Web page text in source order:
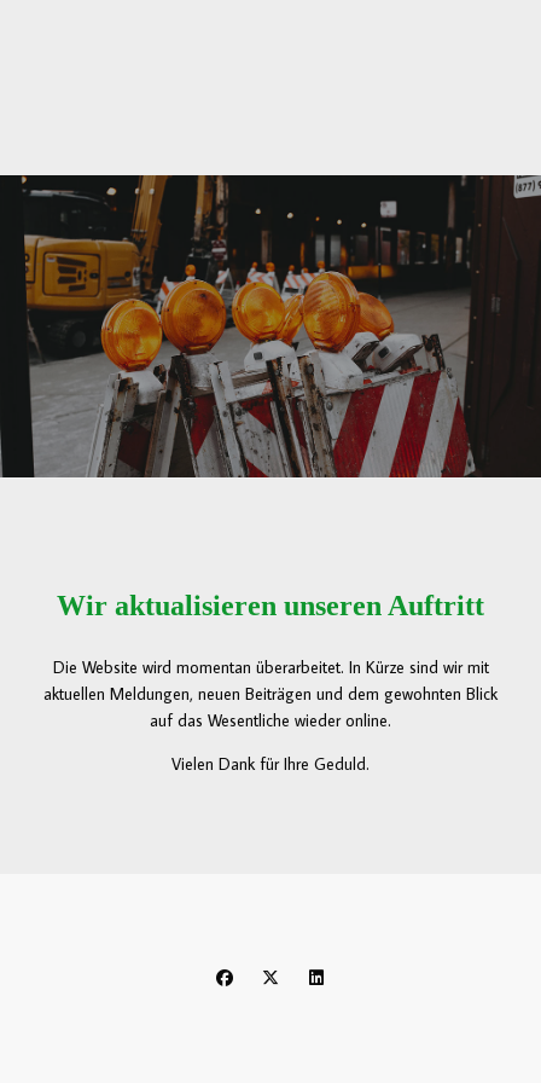
Wir aktualisieren unseren Auftritt
Die Website wird momentan überarbeitet. In Kürze sind wir mit
aktuellen Meldungen, neuen Beiträgen und dem gewohnten Blick
auf das Wesentliche wieder online.
Vielen Dank für Ihre Geduld.